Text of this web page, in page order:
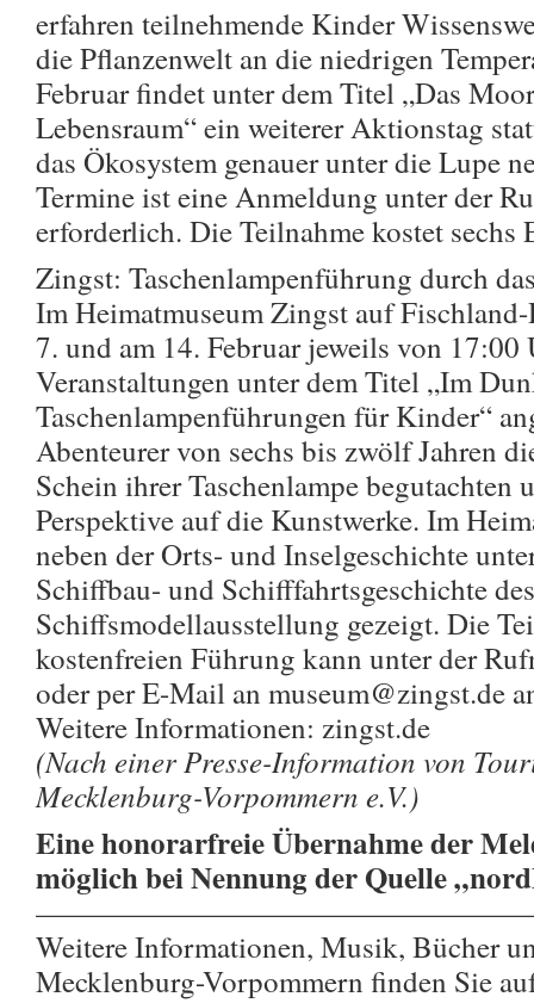
erfahren teilnehmende Kinder
die Pflanzenwelt an die niedrigen
Februar findet unter dem Titel „Das
Lebensraum“ ein weiterer Aktionstag
das Ökosystem genauer unter die Lupe
Termine ist eine Anmeldung unter der
erforderlich. Die Teilnahme kostet sechs
Zingst: Taschenlampenführung durch
Im Heimatmuseum Zingst auf
7. und am 14. Februar jeweils von
Veranstaltungen unter dem Titel „Im
Taschenlampenführungen für Kinder“
Abenteurer von sechs bis zwölf Jahren
Schein ihrer Taschenlampe begutachten
Perspektive auf die Kunstwerke. Im
neben der Orts- und Inselgeschichte
Schiffbau- und Schifffahrtsgeschichte
Schiffsmodellausstellung gezeigt. Die
kostenfreien Führung kann unter der
oder per E-Mail an museum@zingst.de
Weitere Informationen: zingst.de
(Nach einer Presse-Information von
Mecklenburg-Vorpommern e.V.)
Eine honorarfreie Übernahme der
möglich bei Nennung der Quelle
Weitere Informationen, Musik, Bücher
Mecklenburg-Vorpommern finden Sie